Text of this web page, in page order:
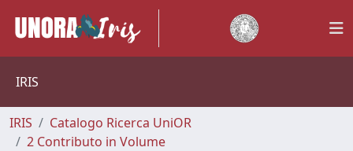
IRIS
IRIS
Catalogo Ricerca UniOR
2 Contributo in Volume